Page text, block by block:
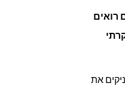
רואים
את